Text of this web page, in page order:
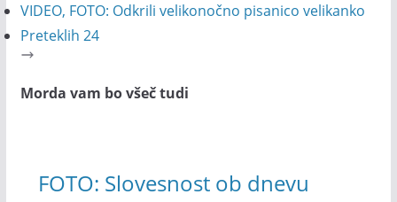
VIDEO, FOTO: Odkrili velikonočno pisanico velikanko
Preteklih 24
Morda vam bo všeč tudi
FOTO: Slovesnost ob dnevu